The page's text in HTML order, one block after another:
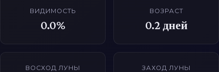
ВИДИМОСТЬ
0.0%
ВОЗРАСТ
0.2дней
ВОСХОД ЛУНЫ ЗАХОД ЛУНЫ